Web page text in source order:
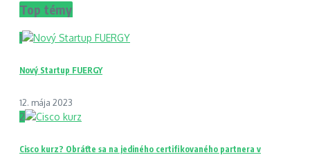
Top témy
1
Nový Startup FUERGY
12. mája 2023
2
Cisco kurz? Obráťte sa na jediného certifikovaného partnera v